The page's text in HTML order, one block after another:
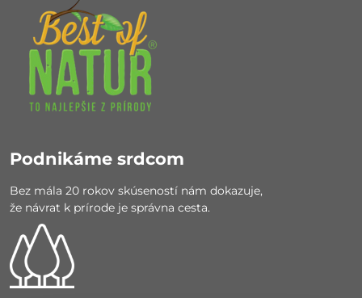
Podnikáme srdcom
Bez mála 20 rokov skúseností nám dokazuje,
že návrat k prírode je správna cesta.